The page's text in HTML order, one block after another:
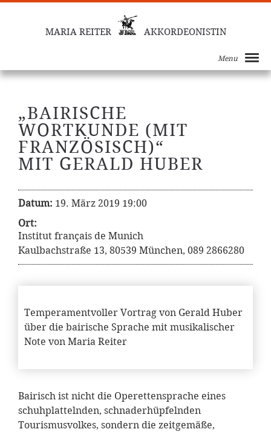
MARIA REITER AKKORDEONISTIN
Menu
„BAIRISCHE
WORTKUNDE (MIT
FRANZÖSISCH)“
MIT GERALD HUBER
Datum: 19. März 2019 19:00
Ort:
Institut français de Munich
Kaulbachstraße 13, 80539 München, 089 2866280
Temperamentvoller Vortrag von Gerald Huber
über die bairische Sprache mit musikalischer
Note von Maria Reiter
Bairisch ist nicht die Operettensprache eines
schuhplattelnden, schnaderhüpfelnden
Tourismusvolkes, sondern die zeitgemäße,